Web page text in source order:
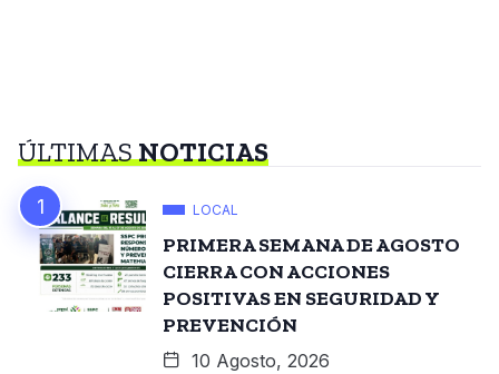
ÚLTIMASNOTICIAS
LOCAL
PRIMERA SEMANA DE AGOSTO
CIERRA CON ACCIONES
POSITIVAS EN SEGURIDAD Y
PREVENCIÓN
10 Agosto, 2026